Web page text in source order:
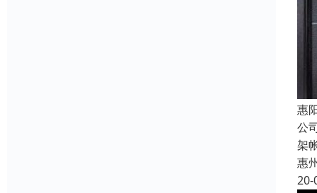
惠
公
架
惠
20-